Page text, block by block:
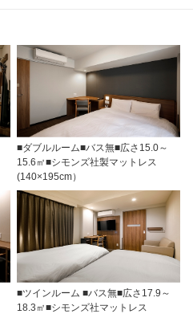
■ダブルルーム■バス無■広さ15.0～
15.6㎡■シモンズ社製マットレス
(140×195cm）
■ツインルーム ■バス無■広さ17.9～
18.3㎡■シモンズ社マットレス